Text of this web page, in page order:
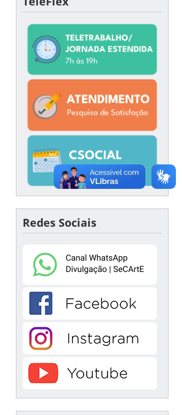
Redes Sociais